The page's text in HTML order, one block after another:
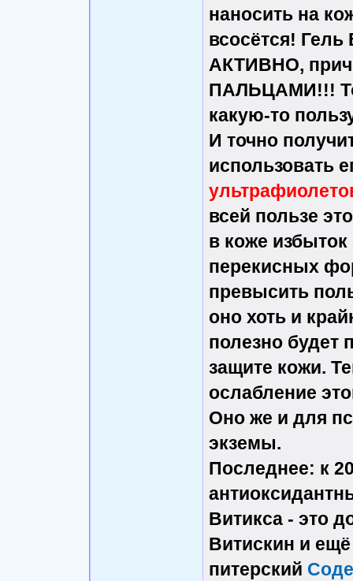
наносить на
всосётся! Гель
АКТИВНО,
ПАЛЬЦАМИ!!!
какую-то
И точно
использовать
всей пользе
в коже
перекисных
превысить
оно хоть и
полезно будет
защите кожи.
ослабление
Оно же и для
экземы.
Последнее: к
Витикса - это
Витискин и
питерский